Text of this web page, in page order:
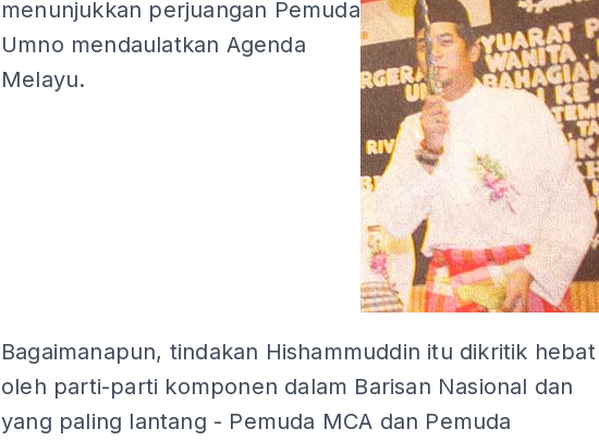
menunjukkan perjuangan Pemuda
Umno mendaulatkan Agenda
Melayu.
Bagaimanapun, tindakan Hishammuddin itu dikritik hebat
oleh parti-parti komponen dalam Barisan Nasional dan
yang paling lantang - Pemuda MCA dan Pemuda